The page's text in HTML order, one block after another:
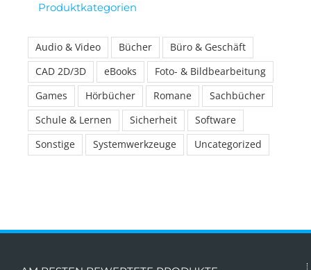
Produktkategorien
Audio & Video Bücher
Büro & Geschäft
CAD 2D/3D
eBooks
Foto- & Bildbearbeitung
Games
Hörbücher Romane
Sachbücher
Schule & Lernen
Sicherheit
Software
Sonstige
Systemwerkzeuge Uncategorized